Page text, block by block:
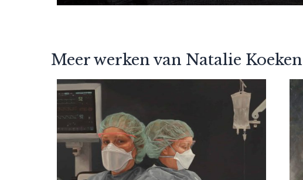
Meer werken van Natalie Koeken